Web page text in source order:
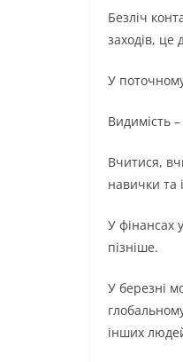
Безліч
заходів,
У
Видимість
Вчитися,
навички та
У фінансах
пізніше.
У березні
інших